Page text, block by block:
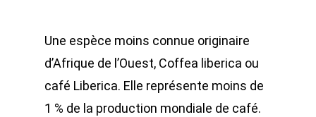
Une espèce moins connue originaire
d’Afrique de l’Ouest, Coffea liberica ou
café Liberica. Elle représente moins de
1 % de la production mondiale de café.